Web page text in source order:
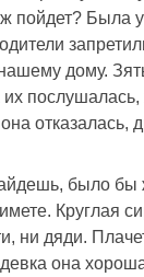
пойдет? Была
дому.
послушалась,
отказалась,
было бы
Круглая
ни дяди.
она